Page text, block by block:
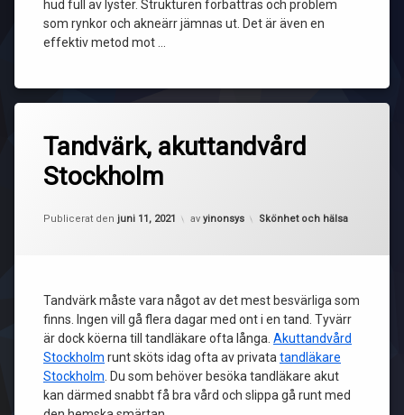
hud full av lyster. Strukturen förbättras och problem
som rynkor och akneärr jämnas ut. Det är även en
effektiv metod mot …
Tandvärk, akuttandvård
Stockholm
Publicerat den juni 11, 2021 av yinonsys Kategorier:
Skönhet och hälsa
Tandvärk måste vara något av det mest besvärliga som
finns. Ingen vill gå flera dagar med ont i en tand. Tyvärr
är dock köerna till tandläkare ofta långa. Akuttandvård
Stockholm runt sköts idag ofta av privata tandläkare
Stockholm . Du som behöver besöka tandläkare akut
kan därmed snabbt få bra vård och slippa gå runt med